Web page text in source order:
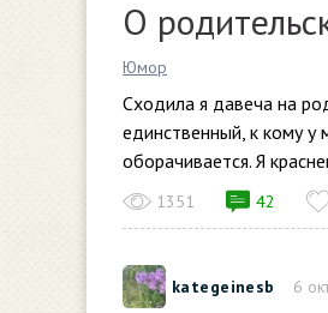
О
Юмор
Сходила я давеча на
единственный, к кому у
оборачивается. Я
1351 42
kategeinesb 6